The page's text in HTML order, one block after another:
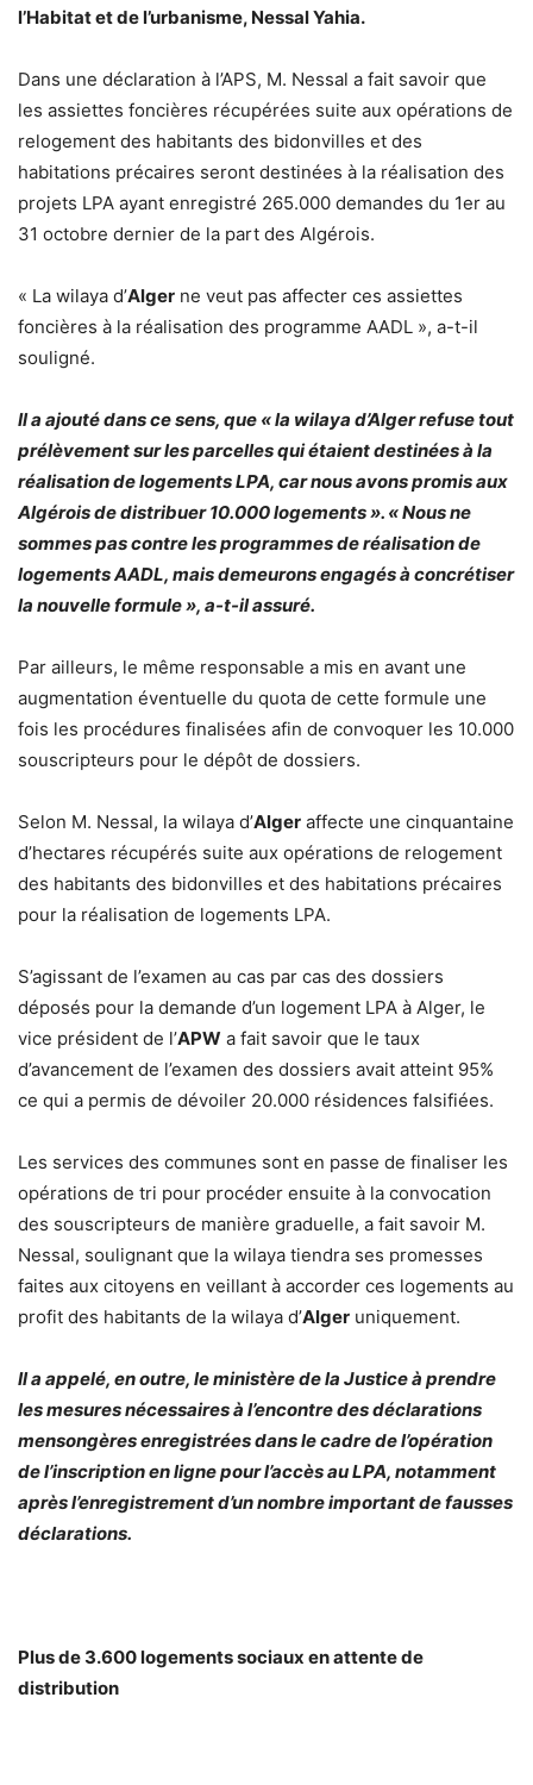
l’Habitat et de l’urbanisme, Nessal Yahia.
Dans une déclaration à l’APS, M. Nessal a fait savoir que
les assiettes foncières récupérées suite aux opérations de
relogement des habitants des bidonvilles et des
habitations précaires seront destinées à la réalisation des
projets LPA ayant enregistré 265.000 demandes du 1er au
31 octobre dernier de la part des Algérois.
« La wilaya d’Alger ne veut pas affecter ces assiettes
foncières à la réalisation des programme AADL », a-t-il
souligné.
Il a ajouté dans ce sens, que « la wilaya d’Alger refuse tout
prélèvement sur les parcelles qui étaient destinées à la
réalisation de logements LPA, car nous avons promis aux
Algérois de distribuer 10.000 logements ». « Nous ne
sommes pas contre les programmes de réalisation de
logements AADL, mais demeurons engagés à concrétiser
la nouvelle formule », a-t-il assuré.
Par ailleurs, le même responsable a mis en avant une
augmentation éventuelle du quota de cette formule une
fois les procédures finalisées afin de convoquer les 10.000
souscripteurs pour le dépôt de dossiers.
Selon M. Nessal, la wilaya d’Alger affecte une cinquantaine
d’hectares récupérés suite aux opérations de relogement
des habitants des bidonvilles et des habitations précaires
pour la réalisation de logements LPA.
S’agissant de l’examen au cas par cas des dossiers
déposés pour la demande d’un logement LPA à Alger, le
vice président de l’APW a fait savoir que le taux
d’avancement de l’examen des dossiers avait atteint 95%
ce qui a permis de dévoiler 20.000 résidences falsifiées.
Les services des communes sont en passe de finaliser les
opérations de tri pour procéder ensuite à la convocation
des souscripteurs de manière graduelle, a fait savoir M.
Nessal, soulignant que la wilaya tiendra ses promesses
faites aux citoyens en veillant à accorder ces logements au
profit des habitants de la wilaya d’Alger uniquement.
Il a appelé, en outre, le ministère de la Justice à prendre
les mesures nécessaires à l’encontre des déclarations
mensongères enregistrées dans le cadre de l’opération
de l’inscription en ligne pour l’accès au LPA, notamment
après l’enregistrement d’un nombre important de fausses
déclarations.
Plus de 3.600 logements sociaux en attente de
distribution